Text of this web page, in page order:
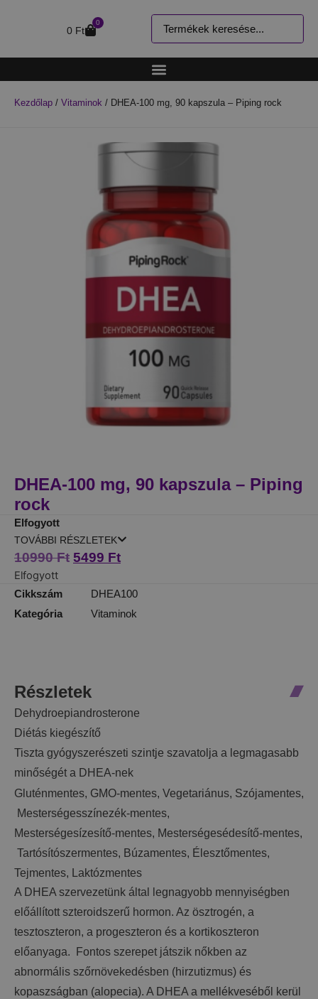
0 Ft
0
Kezdőlap / Vitaminok / DHEA-100 mg, 90 kapszula – Piping rock
DHEA-100 mg, 90 kapszula – Piping
rock
Elfogyott
TOVÁBBI RÉSZLETEK
10990Ft 5499 Ft
Elfogyott
Cikkszám
DHEA100
Kategória
Vitaminok
Részletek
Dehydroepiandrosterone
Diétás kiegészítő
Tiszta gyógyszerészeti szintje szavatolja a legmagasabb
minőségét a DHEA-nek
Gluténmentes, GMO-mentes, Vegetariánus, Szójamentes,
Mesterségesszínezék-mentes,
Mesterségesízesítő-mentes, Mesterségesédesítő-mentes,
Tartósítószermentes, Búzamentes, Élesztőmentes,
Tejmentes,
Laktózmentes
A DHEA szervezetünk által legnagyobb mennyiségben
előállított szteroidszerű hormon. Az ösztrogén, a
tesztoszteron, a progeszteron és a kortikoszteron
előanyaga. Fontos szerepet játszik nőkben az
abnormális szőrnövekedésben (hirzutizmus) és
kopaszságban (alopecia). A DHEA a mellékveséből kerül